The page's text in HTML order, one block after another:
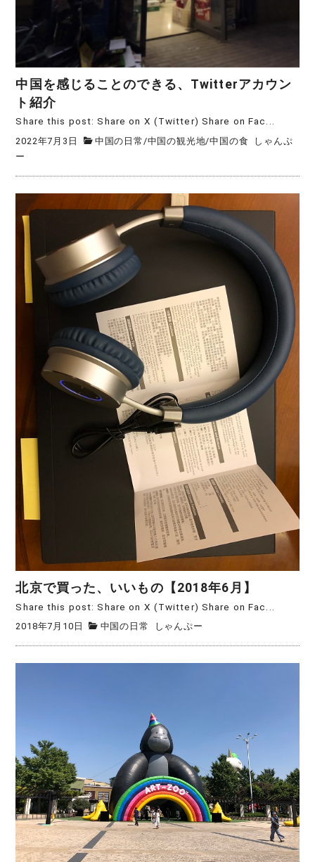
中国を感じることのできる、Twitterアカウン
ト紹介
Share this post: Share on X (Twitter) Share on Fac...
2022年7月3日 中国の日常 /中国の観光地/中国の食
しゃんぷ
ー
北京で買った、いいもの【2018年6月】
Share this post: Share on X (Twitter) Share on Fac...
2018年7月10日 中国の日常 しゃんぷー